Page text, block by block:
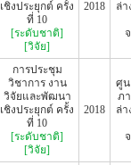
เชิงประยุกต์ ครั้ง
ที่ 10
[ระดับชาติ]
[วิจัย]
2018 ล่า
การประชุม
วิชาการ งาน
วิจัยและพัฒนา
เชิงประยุกต์ ครั้ง
ที่ 10
[ระดับชาติ]
[วิจัย]
2018
ศู
ภ
ล่า